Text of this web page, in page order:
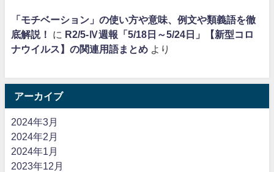
「モチベーション」の使い方や意味、例文や類義語を徹
底解説！
に R2/5-Ⅳ週報「5/18日～5/24日」【新型コロ
ナウイルス】の関連用語まとめ より
アーカイブ
2024年3月
2024年2月
2024年1月
2023年12月